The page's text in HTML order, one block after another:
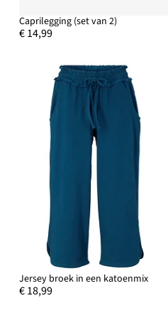
Caprilegging (set van 2)
€ 14,99
Jersey broek in een katoenmix
€ 18,99